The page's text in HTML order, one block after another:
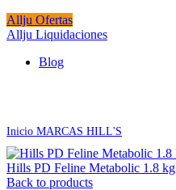
Allju Ofertas
Allju Liquidaciones
Blog
Inicio MARCAS HILL'S
Hills PD Feline Metabolic 1.8 kg
Back to products